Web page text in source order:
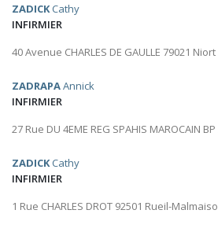
ZADICKCathy
INFIRMIER
40 Avenue CHARLES DE GAULLE 79021 Niort
ZADRAPAAnnick
INFIRMIER
27 Rue DU 4EME REG SPAHIS MAROCAIN
ZADICKCathy
INFIRMIER
1 Rue CHARLES DROT 92501 Rueil-